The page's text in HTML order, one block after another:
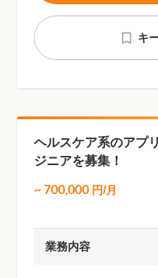
キ
ヘルスケア系のアプ
ジニアを募集！
~ 700,000 円/月
業務内容